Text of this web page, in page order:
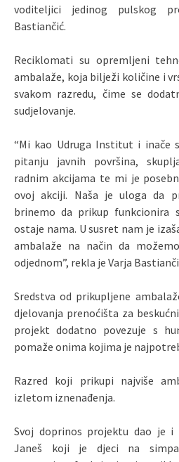
voditeljici jedinog pulskog
Bastiančić.
Reciklomati su opremljeni
ambalaže, koja bilježi količine i
svakom razredu, čime se
sudjelovanje.
“Mi kao Udruga Institut i inače
pitanju javnih površina,
radnim akcijama te mi je
ovoj akciji. Naša je uloga da
brinemo da prikup funkcionira
ostaje nama. U susret nam je
ambalaže na način da
odjednom”, rekla je Varja
Sredstva od prikupljene
djelovanja prenoćišta za
projekt dodatno povezuje s
pomaže onima kojima je
Razred koji prikupi najviše
izletom iznenađenja.
Svoj doprinos projektu dao je i
Janeš koji je djeci na